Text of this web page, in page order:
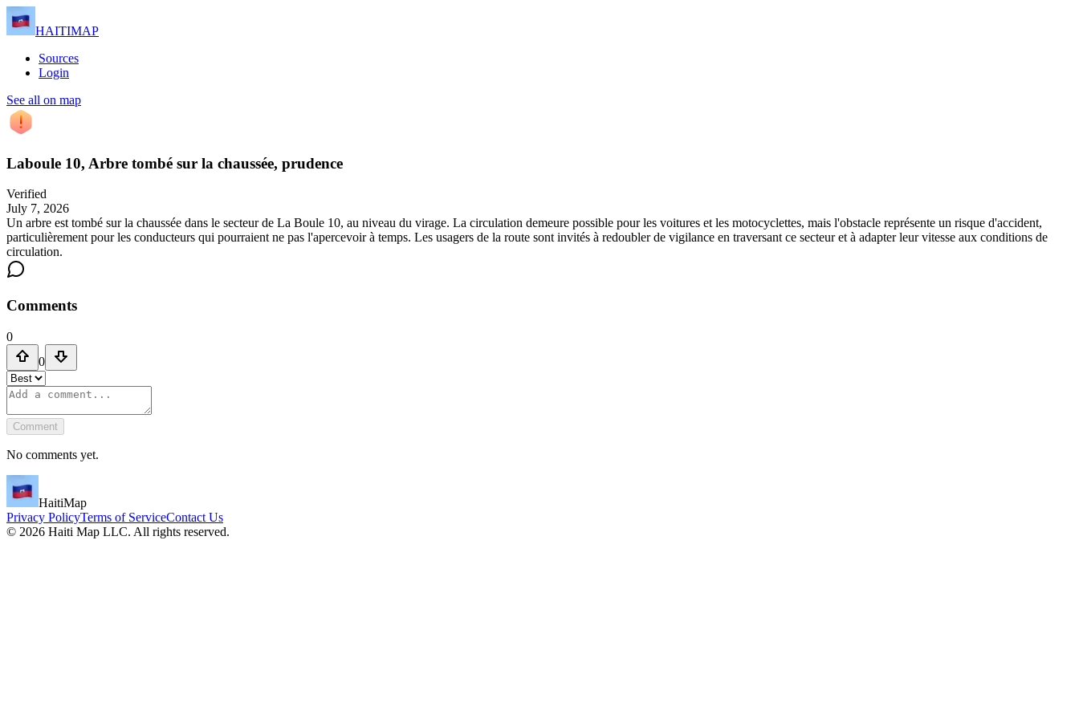
HAITIMAP
Sources
Login
See all on map
Laboule 10, Arbre tombé sur la chaussée, prudence
Verified
July 7, 2026
Un arbre est tombé sur la chaussée dans le secteur de La Boule 10, au niveau du virage. La circulation demeure possible pour les voitures et les motocyclettes, mais l'obstacle représente un risque d'accident,
particulièrement pour les conducteurs qui pourraient ne pas l'apercevoir à temps. Les usagers de la route sont invités à redoubler de vigilance en traversant ce secteur et à adapter leur vitesse aux conditions de
circulation.
Comments
0
0
Comment
No comments yet.
HaitiMap
Privacy PolicyTerms of ServiceContact Us
© 2026 Haiti Map LLC. All rights reserved.